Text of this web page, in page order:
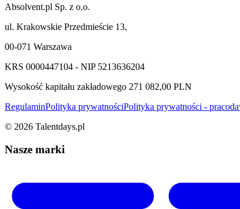
Absolvent.pl Sp. z o.o.
ul. Krakowskie Przedmieście 13,
00-071 Warszawa
KRS 0000447104 - NIP 5213636204
Wysokość kapitału zakładowego 271 082,00 PLN
RegulaminPolityka prywatnościPolityka prywatności -
© 2026 Talentdays.pl
Nasze marki